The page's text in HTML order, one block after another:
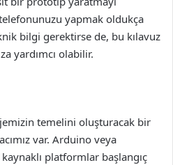
yapmak oldukça
bilgi gerektirse de, bu kılavuz
yardımcı olabilir.
temelini oluşturacak bir
var. Arduino veya
platformlar başlangıç